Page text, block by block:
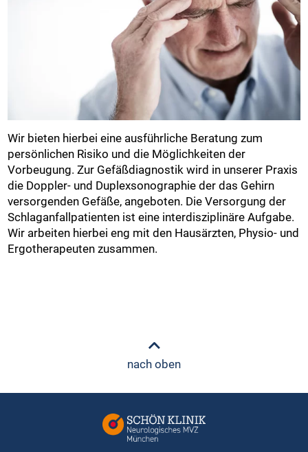
Wir bieten hierbei eine ausführliche Beratung zum
persönlichen Risiko und die Möglichkeiten der
Vorbeugung. Zur Gefäßdiagnostik wird in unserer Praxis
die Doppler- und Duplexsonographie der das Gehirn
versorgenden Gefäße, angeboten. Die Versorgung der
Schlaganfallpatienten ist eine interdisziplinäre Aufgabe.
Wir arbeiten hierbei eng mit den Hausärzten, Physio- und
Ergotherapeuten zusammen.
nach oben